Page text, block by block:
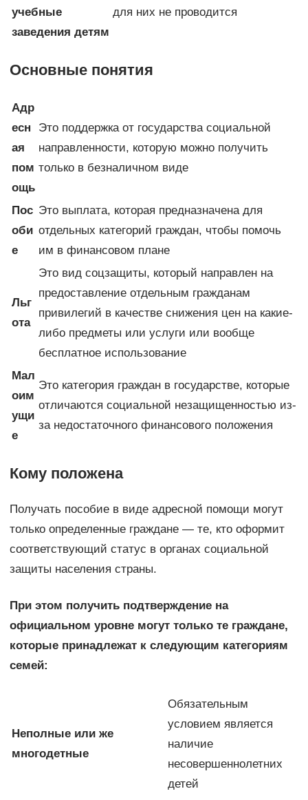
учебные
заведения детям
для них не проводится
Основные понятия
Адр
есн
ая
пом
ощь
Это поддержка от государства социальной
направленности, которую можно получить
только в безналичном виде
Пос
оби
е
Это выплата, которая предназначена для
отдельных категорий граждан, чтобы помочь
им в финансовом плане
Льг
ота
Это вид соцзащиты, который направлен на
предоставление отдельным гражданам
привилегий в качестве снижения цен на какие-
либо предметы или услуги или вообще
бесплатное использование
Мал
оим
ущи
е
Это категория граждан в государстве, которые
отличаются социальной незащищенностью из-
за недостаточного финансового положения
Кому положена
Получать пособие в виде адресной помощи могут
только определенные граждане — те, кто оформит
соответствующий статус в органах социальной
защиты населения страны.
При этом получить подтверждение на
официальном уровне могут только те граждане,
которые принадлежат к следующим категориям
семей:
Неполные или же
многодетные
Обязательным
условием является
наличие
несовершеннолетних
детей